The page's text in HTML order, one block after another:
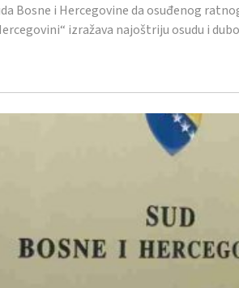
Bosne i Hercegovine da osuđenog
izražava najoštriju osudu i